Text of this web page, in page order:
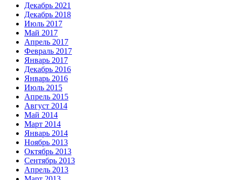
Декабрь 2021
Декабрь 2018
Июль 2017
Май 2017
Апрель 2017
Февраль 2017
Январь 2017
Декабрь 2016
Январь 2016
Июль 2015
Апрель 2015
Август 2014
Май 2014
Март 2014
Январь 2014
Ноябрь 2013
Октябрь 2013
Сентябрь 2013
Апрель 2013